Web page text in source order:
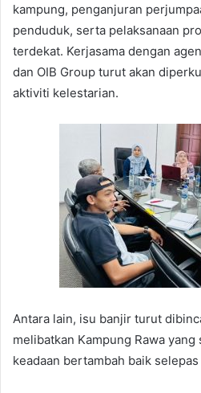
kampung, penganjuran
penduduk, serta pelaksanaan
terdekat. Kerjasama dengan
dan OIB Group turut akan
aktiviti kelestarian.
Antara lain, isu banjir turut
melibatkan Kampung Rawa
keadaan bertambah baik